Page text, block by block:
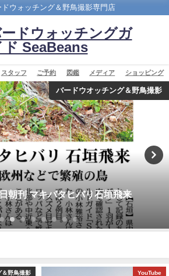
ドウォッチング＆野鳥撮影専門店
ドウォッチングガ
ド SeaBeans
スタッフ ご予約 図鑑 メディア ショッピング
カンムリワシ
号 勇猛・勇壮 日本のワシ「表
記事を担当しました。」
YouTube ショッピング